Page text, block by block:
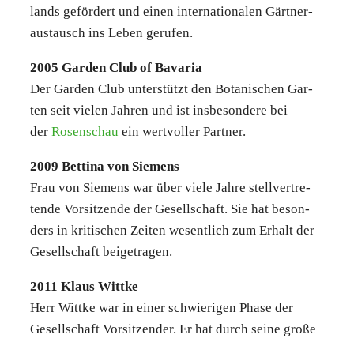
lands geför­dert und einen inter­na­tio­na­len Gärt­ner­
aus­tausch ins Leben geru­fen.
2005 Gar­den Club of Bava­ria
Der Gar­den Club unter­stützt den Bota­ni­schen Gar­
ten seit vie­len Jah­ren und ist ins­be­son­de­re bei
der Rosen­schau ein wert­vol­ler Part­ner.
2009 Bet­ti­na von Sie­mens
Frau von Sie­mens war über vie­le Jah­re stell­ver­tre­
ten­de Vor­sit­zen­de der Gesell­schaft. Sie hat beson­
ders in kri­ti­schen Zei­ten wesent­lich zum Erhalt der
Gesell­schaft bei­getra­gen.
2011 Klaus Witt­ke
Herr Witt­ke war in einer schwie­ri­gen Pha­se der
Gesell­schaft Vor­sit­zen­der. Er hat durch sei­ne gro­ße